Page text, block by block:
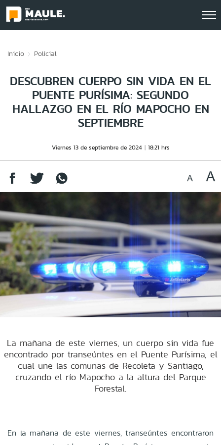
Inicio Policial
DESCUBREN CUERPO SIN VIDA EN EL
PUENTE PURÍSIMA: SEGUNDO
HALLAZGO EN EL RÍO MAPOCHO EN
SEPTIEMBRE
Viernes 13 de septiembre de 2024 18:21 hrs
La mañana de este viernes, un cuerpo sin vida fue
encontrado por transeúntes en el Puente Purísima, el
cual une las comunas de Recoleta y Santiago,
cruzando el río Mapocho a la altura del Parque
Forestal.
En la mañana de este viernes, transeúntes encontraron